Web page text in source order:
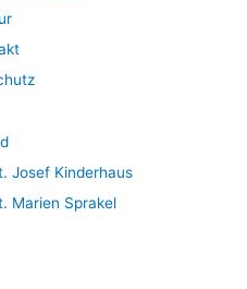
Josef Kinderhaus
Marien Sprakel